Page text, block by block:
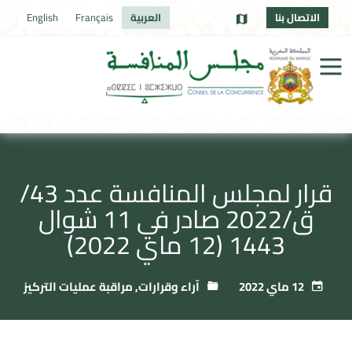
الاتصال بنا العربية Français
English
قرار لمجلس المنافسة عدد 43/
ق/2022 صادر في 11 شوال
1443 (12 ماي 2022)
آراء وقرارات,مراقبة عمليات التركيز